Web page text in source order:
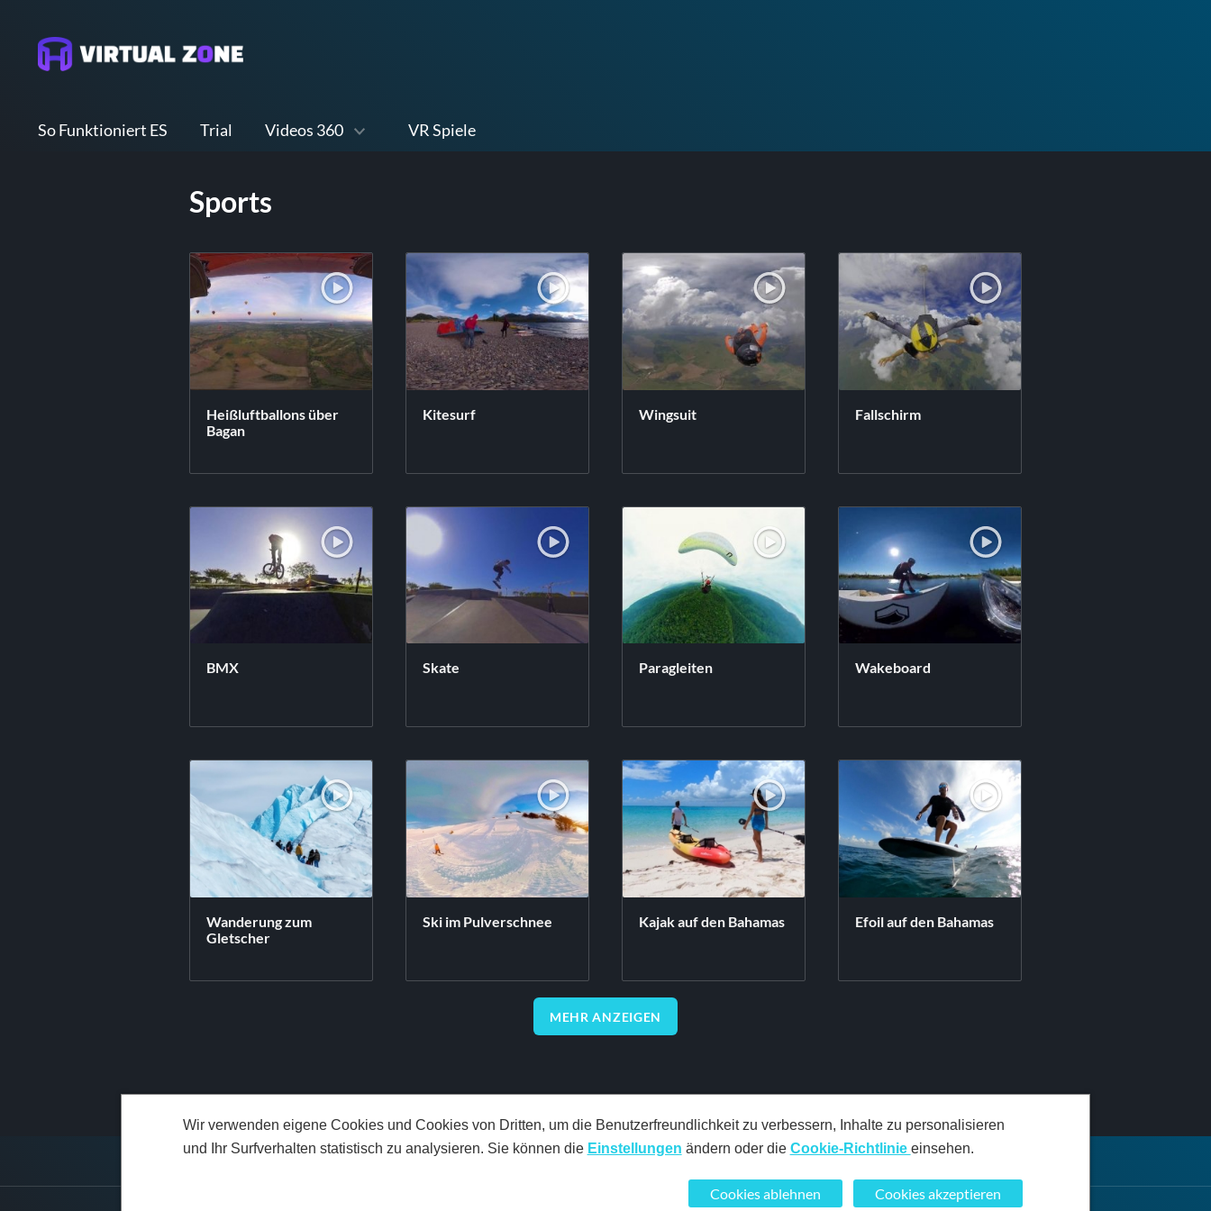
So Funktioniert ES Trial Videos 360 VR Spiele
Sports
Heißluftballons über
Bagan
Kitesurf Wingsuit Fallschirm
BMX Skate Paragleiten Wakeboard
Wanderung zum
Gletscher
Ski im Pulverschnee Kajak auf den Bahamas Efoil auf den Bahamas
MEHR ANZEIGEN
Wir verwenden eigene Cookies und Cookies von Dritten, um die Benutzerfreundlichkeit zu verbessern, Inhalte zu personalisieren
und Ihr Surfverhalten statistisch zu analysieren. Sie können die Einstellungen ändern oder die Cookie-Richtlinie einsehen.
Cookies akzeptieren
Cookies ablehnen